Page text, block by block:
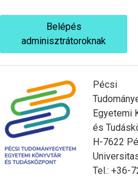
Belépés
adminisztrátoroknak
Pécsi
Egyetemi
és
H-7622
Tel.: +36-